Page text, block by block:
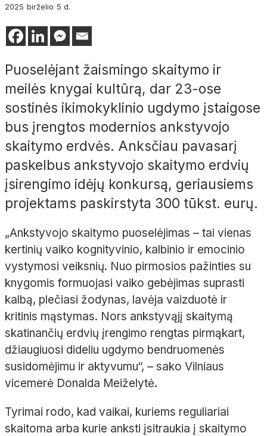
2025 birželio 5 d.
Puoselėjant žaismingo skaitymo ir
meilės knygai kultūrą, dar 23-ose
sostinės ikimokyklinio ugdymo įstaigose
bus įrengtos modernios ankstyvojo
skaitymo erdvės. Anksčiau pavasarį
paskelbus ankstyvojo skaitymo erdvių
įsirengimo idėjų konkursą, geriausiems
projektams paskirstyta 300 tūkst. eurų.
„Ankstyvojo skaitymo puoselėjimas – tai vienas
kertinių vaiko kognityvinio, kalbinio ir emocinio
vystymosi veiksnių. Nuo pirmosios pažinties su
knygomis formuojasi vaiko gebėjimas suprasti
kalbą, plečiasi žodynas, lavėja vaizduotė ir
kritinis mąstymas. Nors ankstyvąjį skaitymą
skatinančių erdvių įrengimo rengtas pirmąkart,
džiaugiuosi dideliu ugdymo bendruomenės
susidomėjimu ir aktyvumu“, – sako Vilniaus
vicemerė Donalda Meiželytė.
Tyrimai rodo, kad vaikai, kuriems reguliariai
skaitoma arba kurie anksti įsitraukia į skaitymo